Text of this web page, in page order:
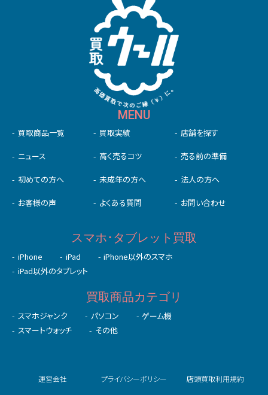
MENU
買取商品一覧 買取実績 店舗を探す
ニュース 高く売るコツ 売る前の準備
初めての⽅へ 未成年の⽅へ 法人の方へ
お客様の声 よくある質問 お問い合わせ
スマホ･タブレット買取
iPhone iPad
iPhone以外のスマホ
iPad以外のタブレット
買取商品カテゴリ
スマホジャンク パソコン
ゲーム機
スマートウォッチ
その他
運営会社 プライバシーポリシー 店頭買取利用規約